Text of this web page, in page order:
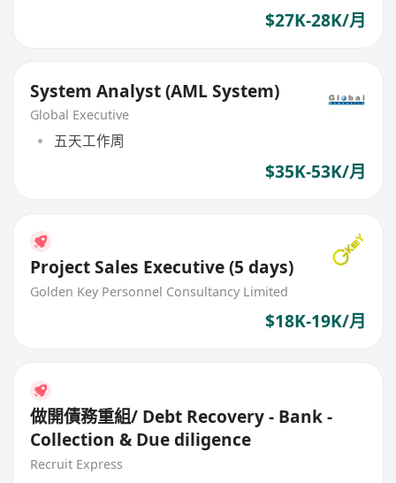
$27K-28K/月
System Analyst (AML System)
Global Executive
五天工作周
$35K-53K/月
Project Sales Executive (5 days)
Golden Key Personnel Consultancy Limited
$18K-19K/月
做開債務重組/ Debt Recovery - Bank -
Collection & Due diligence
Recruit Express